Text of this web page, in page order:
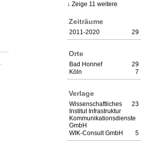
Zeige 11 weitere
Zeiträume
29
2011-2020
Orte
29
Bad Honnef
7
Köln
Verlage
23
Wissenschaftliches
Institut Infrastruktur
Kommunikationsdienste
GmbH
5
WIK-Consult GmbH